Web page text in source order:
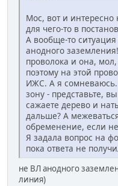
Мос, вот и интересно
для чего-то в
А вообще-то
анодного
проволока и она,
поэтому на этой
ИЖС. А я
зону - представьте,
сажаете дерево и
дальше? А
обременение, если
Я задала вопрос на
пока ответа не
не ВЛ анодного
линия)